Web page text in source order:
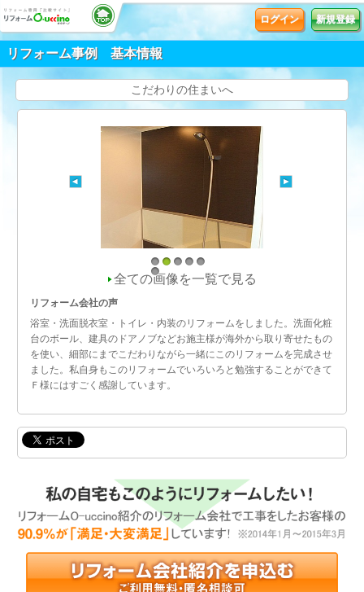
ログイン 新規登録
リフォーム事例 基本情報
こだわりの住まいへ
1 2 3 4
6
全ての画像を一覧で見る
リフォーム会社の声
浴室・洗面脱衣室・トイレ・内装のリフォームをしました。洗面化粧
台のボール、建具のドアノブなどお施主様が海外から取り寄せたもの
を使い、細部にまでこだわりながら一緒にこのリフォームを完成させ
ました。私自身もこのリフォームでいろいろと勉強することができて
Ｆ様にはすごく感謝しています。